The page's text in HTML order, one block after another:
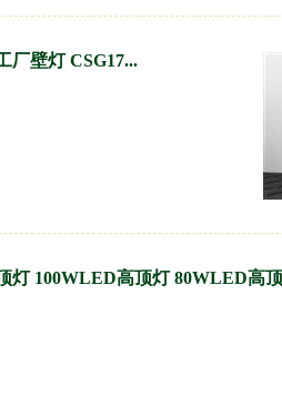
厂壁灯 CSG17...
灯 100WLED高顶灯 80WLED高